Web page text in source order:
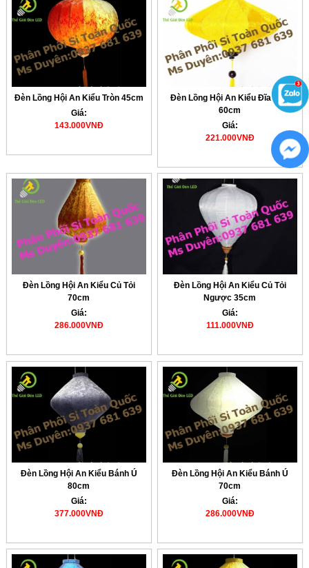
Đèn Lồng Hội An Kiểu Tròn 45cm
Giá:
143.000VNĐ
Đèn Lồng Hội An Kiểu Đĩa Bay
60cm
Giá:
221.000VNĐ
Đèn Lồng Hội An Kiểu Củ Tỏi
70cm
Giá:
286.000VNĐ
Đèn Lồng Hội An Kiểu Củ Tỏi
Ngược 35cm
Giá:
111.000VNĐ
Đèn Lồng Hội An Kiểu Bánh Ú
80cm
Giá:
377.000VNĐ
Đèn Lồng Hội An Kiểu Bánh Ú
70cm
Giá:
286.000VNĐ